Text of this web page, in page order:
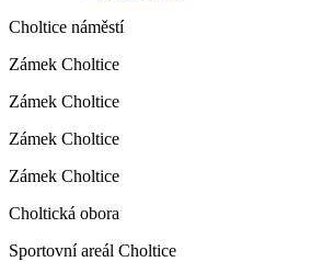
Choltice náměstí
Zámek Choltice
Zámek Choltice
Zámek Choltice
Zámek Choltice
Choltická obora
Sportovní areál Choltice